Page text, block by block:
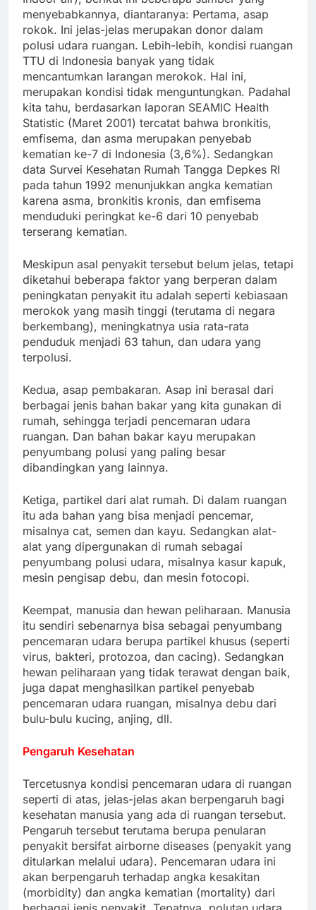
menyebabkannya, diantaranya: Pertama, asap
rokok. Ini jelas-jelas merupakan donor dalam
polusi udara ruangan. Lebih-lebih, kondisi ruangan
TTU di Indonesia banyak yang tidak
mencantumkan larangan merokok. Hal ini,
merupakan kondisi tidak menguntungkan. Padahal
kita tahu, berdasarkan laporan SEAMIC Health
Statistic (Maret 2001) tercatat bahwa bronkitis,
emfisema, dan asma merupakan penyebab
kematian ke-7 di Indonesia (3,6%). Sedangkan
data Survei Kesehatan Rumah Tangga Depkes RI
pada tahun 1992 menunjukkan angka kematian
karena asma, bronkitis kronis, dan emfisema
menduduki peringkat ke-6 dari 10 penyebab
terserang kematian.
Meskipun asal penyakit tersebut belum jelas, tetapi
diketahui beberapa faktor yang berperan dalam
peningkatan penyakit itu adalah seperti kebiasaan
merokok yang masih tinggi (terutama di negara
berkembang), meningkatnya usia rata-rata
penduduk menjadi 63 tahun, dan udara yang
terpolusi.
Kedua, asap pembakaran. Asap ini berasal dari
berbagai jenis bahan bakar yang kita gunakan di
rumah, sehingga terjadi pencemaran udara
ruangan. Dan bahan bakar kayu merupakan
penyumbang polusi yang paling besar
dibandingkan yang lainnya.
Ketiga, partikel dari alat rumah. Di dalam ruangan
itu ada bahan yang bisa menjadi pencemar,
misalnya cat, semen dan kayu. Sedangkan alat-
alat yang dipergunakan di rumah sebagai
penyumbang polusi udara, misalnya kasur kapuk,
mesin pengisap debu, dan mesin fotocopi.
Keempat, manusia dan hewan peliharaan. Manusia
itu sendiri sebenarnya bisa sebagai penyumbang
pencemaran udara berupa partikel khusus (seperti
virus, bakteri, protozoa, dan cacing). Sedangkan
hewan peliharaan yang tidak terawat dengan baik,
juga dapat menghasilkan partikel penyebab
pencemaran udara ruangan, misalnya debu dari
bulu-bulu kucing, anjing, dll.
Pengaruh Kesehatan
Tercetusnya kondisi pencemaran udara di ruangan
seperti di atas, jelas-jelas akan berpengaruh bagi
kesehatan manusia yang ada di ruangan tersebut.
Pengaruh tersebut terutama berupa penularan
penyakit bersifat airborne diseases (penyakit yang
ditularkan melalui udara). Pencemaran udara ini
akan berpengaruh terhadap angka kesakitan
(morbidity) dan angka kematian (mortality) dari